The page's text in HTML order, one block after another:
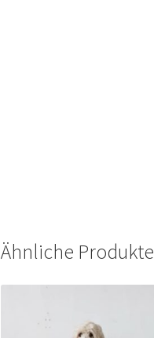
Ähnliche Produkte